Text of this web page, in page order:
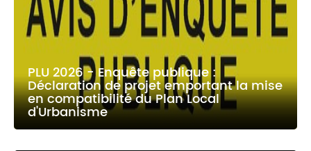
PLU 2026 - Enquête publique :
Déclaration de projet emportant la mise
en compatibilité du Plan Local
d'Urbanisme